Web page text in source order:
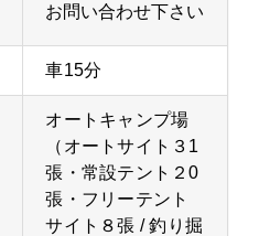
お問い合わせ下さい
車15分
オートキャンプ場
（オートサイト３1
張・常設テント２0
張・フリーテント
サイト８張 / 釣り掘